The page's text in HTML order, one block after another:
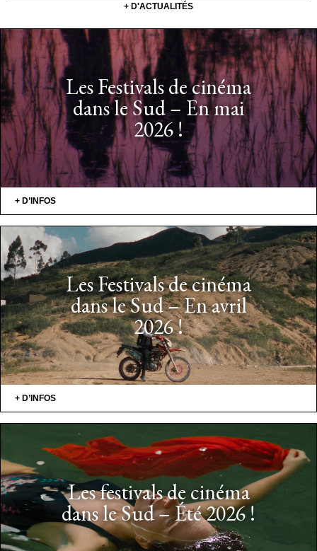
+ D'ACTUALITÉS
Les Festivals de cinéma
dans le Sud – En mai
2026 !
+ D’INFOS
Les Festivals de cinéma
dans le Sud – En avril
2026 !
+ D’INFOS
Les festivals de cinéma
dans le Sud – Été 2026 !